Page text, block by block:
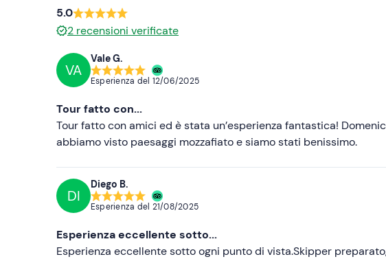
5.0
2 recensioni verificate
VA
Vale G.
Esperienza del 12/06/2025
Tour fatto con...
Tour fatto con amici ed è stata un’esperienza fantastica!
abbiamo visto paesaggi mozzafiato e siamo stati benissimo.
DI
Diego B.
Esperienza del 21/08/2025
Esperienza eccellente sotto...
Esperienza eccellente sotto ogni punto di vista.Skipper